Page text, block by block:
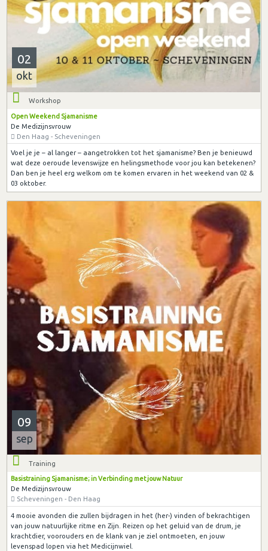
02
okt
Workshop
Open Weekend Sjamanisme
De Medizijnsvrouw
Den Haag - Scheveningen
Voel je je – al langer – aangetrokken tot het sjamanisme? Ben je benieuwd
wat deze oeroude levenswijze en helingsmethode voor jou kan betekenen?
Dan ben je heel erg welkom om te komen ervaren in het weekend van 02 &
03 oktober.
09
sep
Training
Basistraining Sjamanisme; in Verbinding met jouw Natuur
De Medizijnsvrouw
Scheveningen - Den Haag
4 mooie avonden die zullen bijdragen in het (her-) vinden of bekrachtigen
van jouw natuurlijke ritme en Zijn. Reizen op het geluid van de drum, je
krachtdier, voorouders en de klank van je ziel ontmoeten, en jouw
levenspad lopen via het Medicijnwiel.